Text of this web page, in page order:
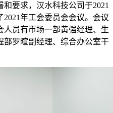
要求，汉水科技公司于2021
2021年工会委员会会议。会议
人员有市场一部黄强经理、生
部罗暄副经理、综合办公室干